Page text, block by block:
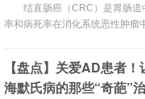
变异结直肠癌（CRC）是胃肠
率和病死率在消化系统恶性肿瘤
有普遍的基因组变异，其中一
志。
【盘点】关爱AD患者
海默氏病的那些“奇葩”